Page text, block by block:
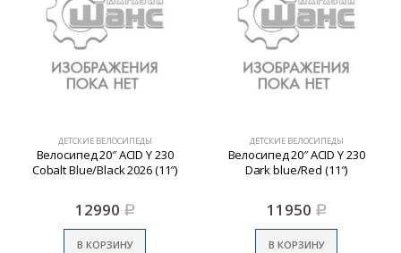
ДЕТСКИЕ ВЕЛОСИПЕДЫ
Велосипед 20″ ACID Y 230
Cobalt Blue/Black 2026 (11″)
12990 Р
В КОРЗИНУ
ДЕТСКИЕ ВЕЛОСИПЕДЫ
Велосипед 20″ ACID Y 230
Dark blue/Red (11″)
11950 Р
В КОРЗИНУ